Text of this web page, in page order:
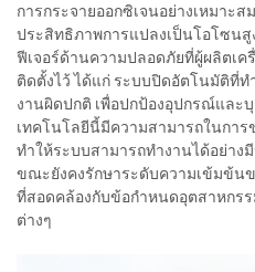
การกระจายออกซิเจนอย่างเหมาะ
ประสิทธิภาพการแปลงเป็นโอโซน
ฟีเจอร์ด้านความปลอดภัยที่ผู้ผลิตเค
ติดตั้งไว้ ได้แก่ ระบบปิดอัตโนมัติที่ท
งานผิดปกติ เพื่อปกป้องอุปกรณ์และ
เทคโนโลยีนี้มีความสามารถในการ
ทำให้ระบบสามารถทำงานได้อย่าง
ขณะยังคงรักษาระดับความเข้มข้
ที่สอดคล้องกับข้อกำหนดอุตสาหกร
ต่างๆ